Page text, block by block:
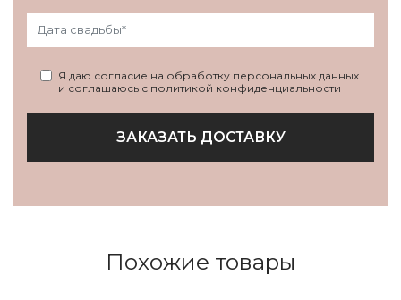
Я даю согласие на обработку персональных данных
и соглашаюсь с политикой конфиденциальности
ЗАКАЗАТЬ ДОСТАВКУ
Похожие товары